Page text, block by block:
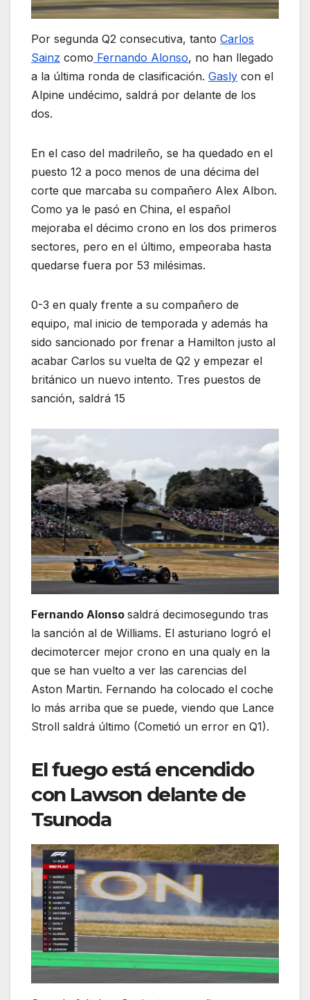
Por segunda Q2 consecutiva, tanto Carlos
Sainz como Fernando Alonso, no han llegado
a la última ronda de clasificación. Gasly con el
Alpine undécimo, saldrá por delante de los
dos.
En el caso del madrileño, se ha quedado en el
puesto 12 a poco menos de una décima del
corte que marcaba su compañero Alex Albon.
Como ya le pasó en China, el español
mejoraba el décimo crono en los dos primeros
sectores, pero en el último, empeoraba hasta
quedarse fuera por 53 milésimas.
0-3 en qualy frente a su compañero de
equipo, mal inicio de temporada y además ha
sido sancionado por frenar a Hamilton justo al
acabar Carlos su vuelta de Q2 y empezar el
británico un nuevo intento. Tres puestos de
sanción, saldrá 15
Fernando Alonso saldrá decimosegundo tras
la sanción al de Williams. El asturiano logró el
decimotercer mejor crono en una qualy en la
que se han vuelto a ver las carencias del
Aston Martin. Fernando ha colocado el coche
lo más arriba que se puede, viendo que Lance
Stroll saldrá último (Cometió un error en Q1).
El fuego está encendido
con Lawson delante de
Tsunoda